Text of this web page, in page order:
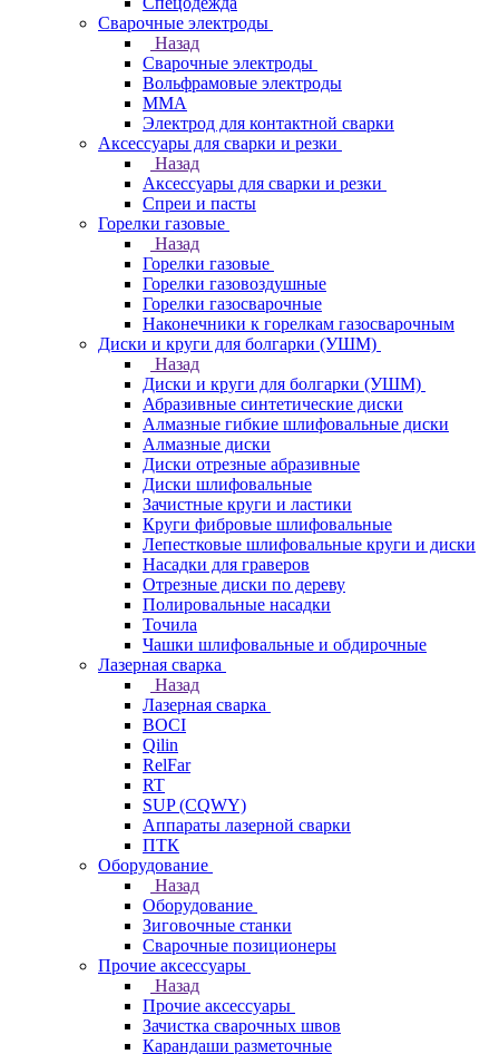
Сварочные электроды
Назад
Сварочные электроды
Вольфрамовые электроды
ММА
Электрод для контактной сварки
Аксессуары для сварки и резки
Назад
Аксессуары для сварки и резки
Спреи и пасты
Горелки газовые
Назад
Горелки газовые
Горелки газовоздушные
Горелки газосварочные
Наконечники к горелкам газосварочным
Диски и круги для болгарки (УШМ)
Назад
Диски и круги для болгарки (УШМ)
Абразивные синтетические диски
Алмазные гибкие шлифовальные диски
Алмазные диски
Диски отрезные абразивные
Диски шлифовальные
Зачистные круги и ластики
Круги фибровые шлифовальные
Лепестковые шлифовальные круги и диски
Насадки для граверов
Отрезные диски по дереву
Полировальные насадки
Точила
Чашки шлифовальные и обдирочные
Лазерная сварка
Назад
Лазерная сварка
BOCI
Qilin
RelFar
RT
SUP (CQWY)
Аппараты лазерной сварки
ПТК
Оборудование
Назад
Оборудование
Зиговочные станки
Сварочные позиционеры
Прочие аксессуары
Назад
Прочие аксессуары
Зачистка сварочных швов
Карандаши разметочные